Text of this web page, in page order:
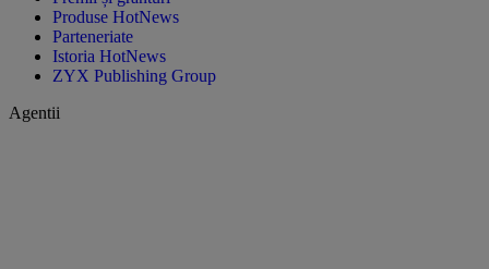
Produse HotNews
Parteneriate
Istoria HotNews
ZYX Publishing Group
Agentii